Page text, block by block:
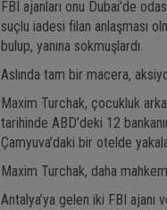
FBI ajanları onu Dubai’de
suçlu iadesi filan anlaşması
bulup, yanına sokmuşlardı.
Aslında tam bir macera,
Maxim Turchak, çocukluk
tarihinde ABD’deki 12
Çamyuva’daki bir otelde
Maxim Turchak, daha
Antalya’ya gelen iki FBI